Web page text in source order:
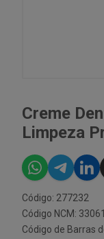
Creme
Limpeza
Código: 277232
Código NCM:
Código de Barras